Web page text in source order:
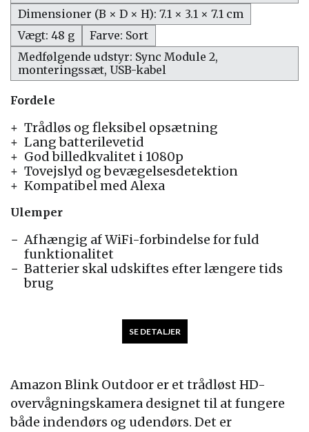
Amazon Blink Outdoor er et trådløst HD-
overvågningskamera designet til at fungere
både indendørs og udendørs. Det er
Fordele
Trådløs og fleksibel opsætning
Lang batterilevetid
God billedkvalitet i 1080p
Tovejslyd og bevægelsesdetektion
Kompatibel med Alexa
Ulemper
Afhængig af WiFi-forbindelse for fuld
funktionalitet
Batterier skal udskiftes efter længere tids
brug
Dimensioner (B × D × H): 7.1 × 3.1 × 7.1 cm
Vægt: 48 g
Farve: Sort
Medfølgende udstyr: Sync Module 2,
monteringssæt, USB-kabel
SE DETALJER